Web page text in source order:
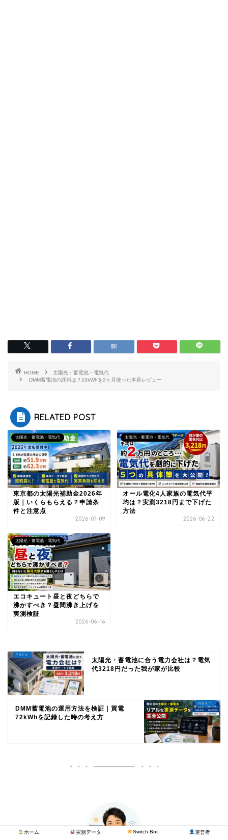
HOME
太陽光・蓄電池・電気代
DMM蓄電池の評判は？10kWhを2ヶ月使った本音レビュー
RELATED POST
太陽光・蓄電池・電気代
東京都の太陽光補助金2026年
版｜いくらもらえる？申請条
件と注意点
2026-07-09
太陽光・蓄電池・電気代
オール電化4人家族の電気代平
均は？実測3218円まで下げた
方法
2026-06-22
太陽光・蓄電池・電気代
エコキュート昼と夜どちらで
沸かすべき？昼間沸き上げを
実測検証
2026-06-16
太陽光・蓄電池に合う電力会社は？電気
代3218円だった我が家が比較
DMM蓄電池の運用方法を検証｜買電
72kWhを記録した時の考え方
ホーム 実測データ Switch Bot 運営者